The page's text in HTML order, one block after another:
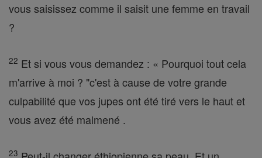
vous saisissez comme il saisit une femme en travail
?
22 Et si vous vous demandez : « Pourquoi tout cela
m'arrive à moi ? "c'est à cause de votre grande
culpabilité que vos jupes ont été tiré vers le haut et
vous avez été malmené .
23